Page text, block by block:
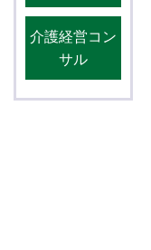
介護経営コン
サル